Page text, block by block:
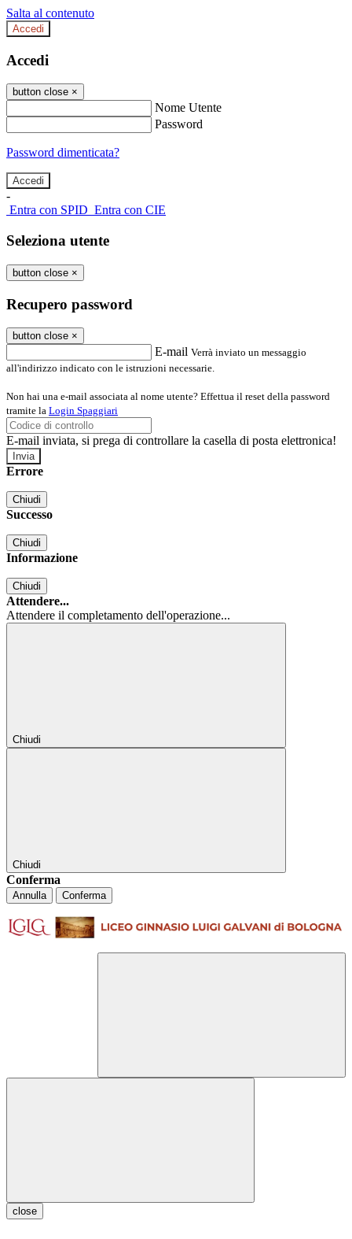
Salta al contenuto
Accedi
Accedi
button close ×
Nome Utente
Password
Password dimenticata?
-
Entra con SPID Entra con CIE
Seleziona utente
button close ×
Recupero password
button close ×
E-mail Verrà inviato un messaggio
all'indirizzo indicato con le istruzioni necessarie.
Non hai una e-mail associata al nome utente? Effettua il reset della password
tramite la Login Spaggiari
E-mail inviata, si prega di controllare la casella di posta elettronica!
Errore
Chiudi
Successo
Chiudi
Informazione
Chiudi
Attendere...
Attendere il completamento dell'operazione...
Chiudi
Chiudi
Conferma
Annulla Conferma
close